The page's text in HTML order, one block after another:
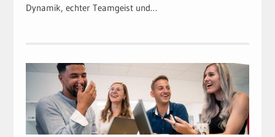
Dynamik, echter Teamgeist und…